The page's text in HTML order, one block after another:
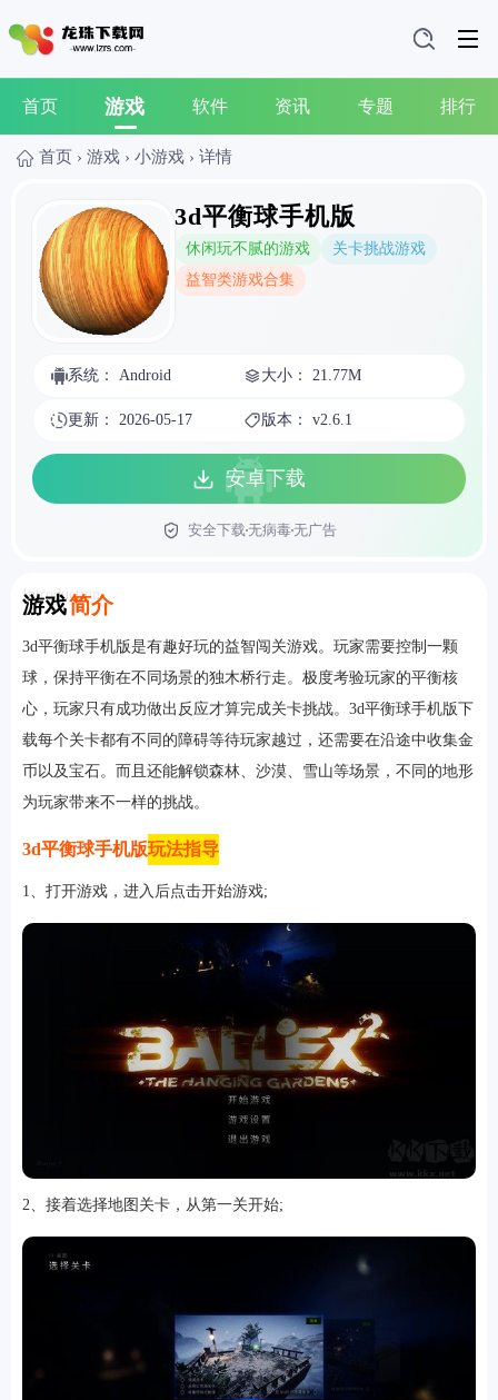
首页 游戏 软件 资讯 专题 排行
首页 › 游戏 › 小游戏 › 详情
3d平衡球手机版
休闲玩不腻的游戏
关卡挑战游戏
益智类游戏合集
系统： Android 大小： 21.77M
更新： 2026-05-17 版本： v2.6.1
安卓下载
安全下载无病毒无广告
游戏简介
Introduction
3d平衡球手机版是有趣好玩的益智闯关游戏。玩家需要控制一颗
球，保持平衡在不同场景的独木桥行走。极度考验玩家的平衡核
心，玩家只有成功做出反应才算完成关卡挑战。3d平衡球手机版下
载每个关卡都有不同的障碍等待玩家越过，还需要在沿途中收集金
币以及宝石。而且还能解锁森林、沙漠、雪山等场景，不同的地形
为玩家带来不一样的挑战。
3d平衡球手机版玩法指导
1、打开游戏，进入后点击开始游戏;
2、接着选择地图关卡，从第一关开始;